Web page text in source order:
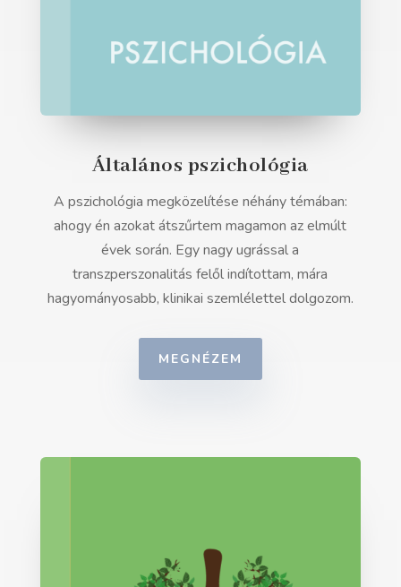
Általános pszichológia
A pszichológia megközelítése néhány témában:
ahogy én azokat átszűrtem magamon az elmúlt
évek során. Egy nagy ugrással a
transzperszonalitás felől indítottam, mára
hagyományosabb, klinikai szemlélettel dolgozom.
MEGNÉZEM